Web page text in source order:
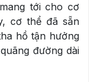
tới cho cơ
cơ thể đã sẵn
hồ tận hưởng
đường dài